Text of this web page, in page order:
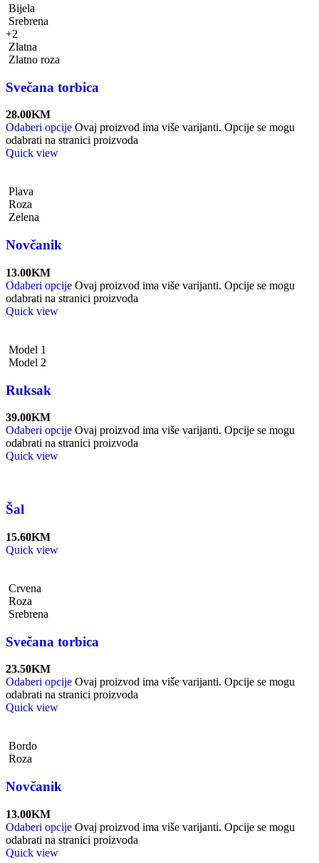
Bijela
Srebrena
+2
Zlatna
Zlatno roza
Svečana torbica
28.00KM
Odaberi opcije Ovaj proizvod ima više varijanti. Opcije se mogu
odabrati na stranici proizvoda
Quick view
Plava
Roza
Zelena
Novčanik
13.00KM
Odaberi opcije Ovaj proizvod ima više varijanti. Opcije se mogu
odabrati na stranici proizvoda
Quick view
Model 1
Model 2
Ruksak
39.00KM
Odaberi opcije Ovaj proizvod ima više varijanti. Opcije se mogu
odabrati na stranici proizvoda
Quick view
Šal
15.60KM
Quick view
Crvena
Roza
Srebrena
Svečana torbica
23.50KM
Odaberi opcije Ovaj proizvod ima više varijanti. Opcije se mogu
odabrati na stranici proizvoda
Quick view
Bordo
Roza
Novčanik
13.00KM
Odaberi opcije Ovaj proizvod ima više varijanti. Opcije se mogu
odabrati na stranici proizvoda
Quick view